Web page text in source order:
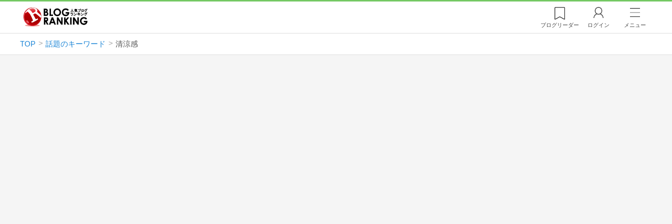
ブログリーダー ログイン メニュー
TOP 話題のキーワード 清涼感